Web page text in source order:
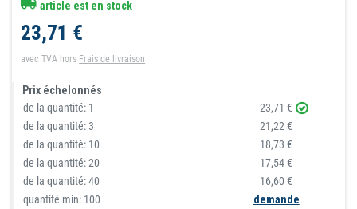
article est en stock
23,71 €
avec TVA hors Frais de livraison
Prix échelonnés
de la quantité: 1
23,71 €
de la quantité:3
21,22 €
de la quantité: 10
18,73 €
de la quantité:20
17,54 €
de la quantité:40
16,60 €
quantité min: 100
demande